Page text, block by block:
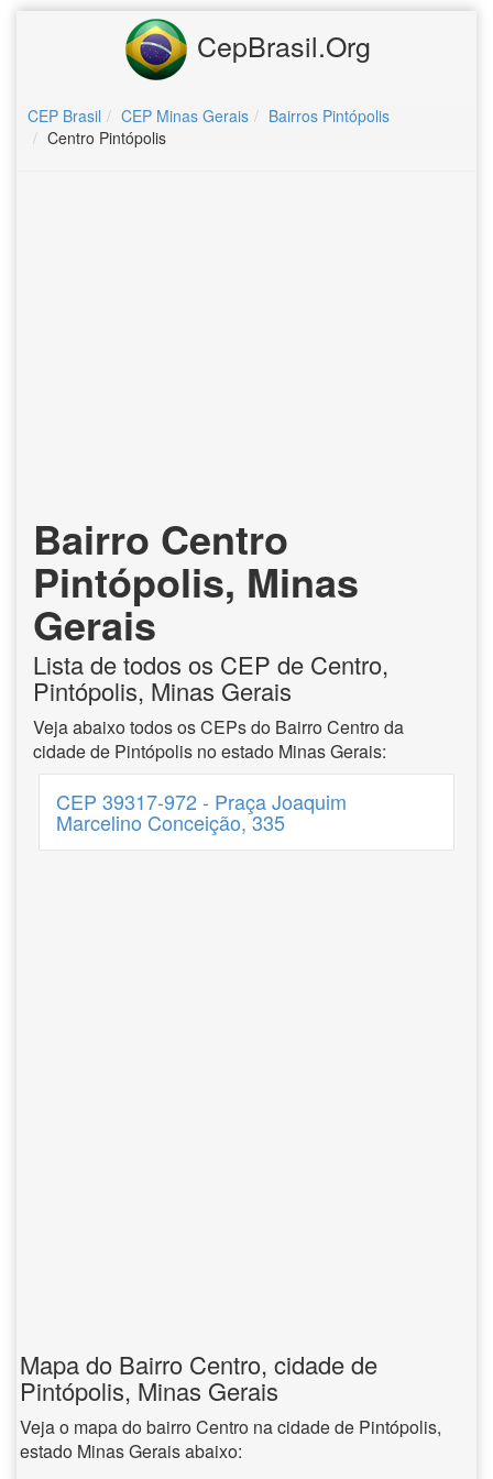
CepBrasil.Org
CEP Brasil CEP Minas Gerais
Bairros Pintópolis
Centro Pintópolis
Bairro Centro
Pintópolis, Minas
Gerais
Lista de todos os CEP de Centro,
Pintópolis, Minas Gerais
Veja abaixo todos os CEPs do Bairro Centro da
cidade de Pintópolis no estado Minas Gerais:
CEP 39317-972 - Praça Joaquim
Marcelino Conceição, 335
Mapa do Bairro Centro, cidade de
Pintópolis, Minas Gerais
Veja o mapa do bairro Centro na cidade de Pintópolis,
estado Minas Gerais abaixo: